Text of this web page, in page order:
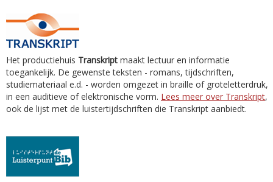
Het productiehuis Transkript maakt lectuur en informatie
toegankelijk. De gewenste teksten - romans, tijdschriften,
studiemateriaal e.d. - worden omgezet in braille of groteletterdruk,
in een auditieve of elektronische vorm. Lees meer over Transkript,
ook de lijst met de luistertijdschriften die Transkript aanbiedt.